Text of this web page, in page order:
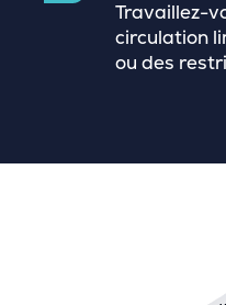
Travaillez-
circulation
ou des